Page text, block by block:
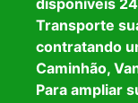
disponíveis
Transporte
contratando
Caminhão,
Para ampliar